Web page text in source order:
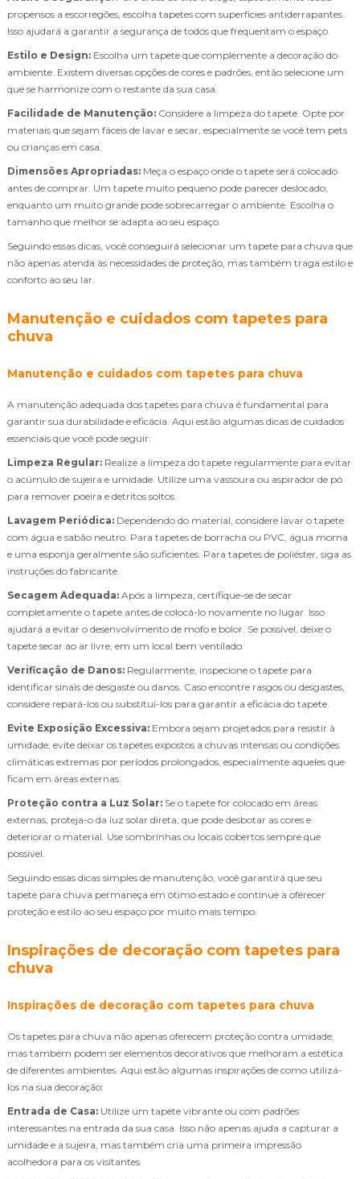
propensos a escorregões, escolha tapetes com superfícies antiderrapantes.
Isso ajudará a garantir a segurança de todos que frequentam o espaço.
Estilo e Design: Escolha um tapete que complemente a decoração do
ambiente. Existem diversas opções de cores e padrões, então selecione um
que se harmonize com o restante da sua casa.
Facilidade de Manutenção: Considere a limpeza do tapete. Opte por
materiais que sejam fáceis de lavar e secar, especialmente se você tem pets
ou crianças em casa.
Dimensões Apropriadas: Meça o espaço onde o tapete será colocado
antes de comprar. Um tapete muito pequeno pode parecer deslocado,
enquanto um muito grande pode sobrecarregar o ambiente. Escolha o
tamanho que melhor se adapta ao seu espaço.
Seguindo essas dicas, você conseguirá selecionar um tapete para chuva que
não apenas atenda às necessidades de proteção, mas também traga estilo e
conforto ao seu lar.
Manutenção e cuidados com tapetes para
chuva
Manutenção e cuidados com tapetes para chuva
A manutenção adequada dos tapetes para chuva é fundamental para
garantir sua durabilidade e eficácia. Aqui estão algumas dicas de cuidados
essenciais que você pode seguir:
Limpeza Regular: Realize a limpeza do tapete regularmente para evitar
o acúmulo de sujeira e umidade. Utilize uma vassoura ou aspirador de pó
para remover poeira e detritos soltos.
Lavagem Periódica: Dependendo do material, considere lavar o tapete
com água e sabão neutro. Para tapetes de borracha ou PVC, água morna
e uma esponja geralmente são suficientes. Para tapetes de poliéster, siga as
instruções do fabricante.
Secagem Adequada: Após a limpeza, certifique-se de secar
completamente o tapete antes de colocá-lo novamente no lugar. Isso
ajudará a evitar o desenvolvimento de mofo e bolor. Se possível, deixe o
tapete secar ao ar livre, em um local bem ventilado.
Verificação de Danos: Regularmente, inspecione o tapete para
identificar sinais de desgaste ou danos. Caso encontre rasgos ou desgastes,
considere repará-los ou substituí-los para garantir a eficácia do tapete.
Evite Exposição Excessiva: Embora sejam projetados para resistir à
umidade, evite deixar os tapetes expostos a chuvas intensas ou condições
climáticas extremas por períodos prolongados, especialmente aqueles que
ficam em áreas externas.
Proteção contra a Luz Solar: Se o tapete for colocado em áreas
externas, proteja-o da luz solar direta, que pode desbotar as cores e
deteriorar o material. Use sombrinhas ou locais cobertos sempre que
possível.
Seguindo essas dicas simples de manutenção, você garantirá que seu
tapete para chuva permaneça em ótimo estado e continue a oferecer
proteção e estilo ao seu espaço por muito mais tempo.
Inspirações de decoração com tapetes para
chuva
Inspirações de decoração com tapetes para chuva
Os tapetes para chuva não apenas oferecem proteção contra umidade,
mas também podem ser elementos decorativos que melhoram a estética
de diferentes ambientes. Aqui estão algumas inspirações de como utilizá-
los na sua decoração:
Entrada de Casa: Utilize um tapete vibrante ou com padrões
interessantes na entrada da sua casa. Isso não apenas ajuda a capturar a
umidade e a sujeira, mas também cria uma primeira impressão
acolhedora para os visitantes.